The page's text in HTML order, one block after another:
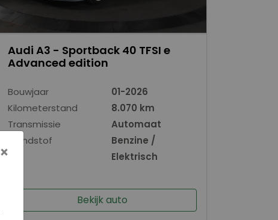
Audi A3 - Sportback 40 TFSI e
Advanced edition
Bouwjaar
01-2026
Kilometerstand
8.070 km
Transmissie
Automaat
Brandstof
Benzine /
Elektrisch
Bekijk auto
×